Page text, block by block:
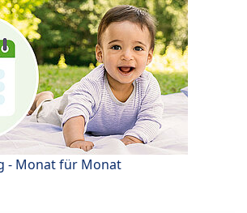
- Monat für Monat